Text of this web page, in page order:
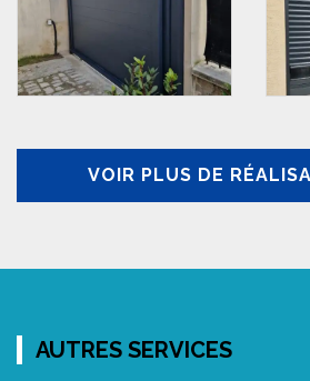
VOIR PLUS DE
AUTRES SERVICES